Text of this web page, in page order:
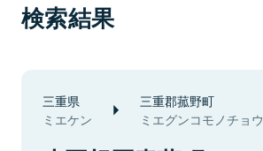
検索結果
三重県
ミエケン
三重郡菰野町
ミエグンコモノチョウ